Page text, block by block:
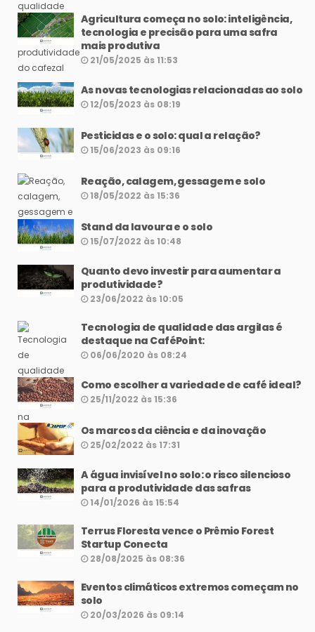
Agricultura começa no solo: inteligência,
tecnologia e precisão para uma safra
mais produtiva
21/05/2025 às 11:53
As novas tecnologias relacionadas ao solo
12/05/2023 às 08:19
Pesticidas e o solo: qual a relação?
15/06/2023 às 09:16
Reação, calagem, gessagem e solo
18/05/2022 às 15:36
Stand da lavoura e o solo
15/07/2022 às 10:48
Quanto devo investir para aumentar a
produtividade?
23/06/2022 às 10:05
Tecnologia de qualidade das argilas é
destaque na CaféPoint:
06/06/2020 às 08:24
Como escolher a variedade de café ideal?
25/11/2022 às 15:36
Os marcos da ciência e da inovação
25/02/2022 às 17:31
A água invisível no solo: o risco silencioso
para a produtividade das safras
14/01/2026 às 15:54
Terrus Floresta vence o Prêmio Forest
Startup Conecta
28/08/2025 às 08:36
Eventos climáticos extremos começam no
solo
20/03/2026 às 09:14